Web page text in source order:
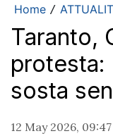
Home /
Taranto,
protesta:
sosta
12 May 2026, 09:47